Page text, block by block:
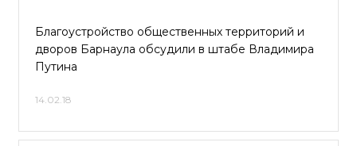
Благоустройство общественных территорий и
дворов Барнаула обсудили в штабе Владимира
Путина
14.02.18